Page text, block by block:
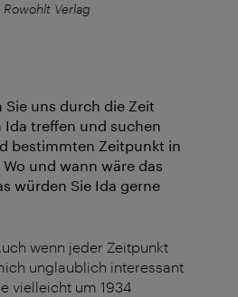
Verlag
Sie uns durch die Zeit
Ida treffen und suchen
bestimmten Zeitpunkt in
und wann wäre das
würden Sie Ida gerne
wenn jeder Zeitpunkt
unglaublich interessant
vielleicht um 1934